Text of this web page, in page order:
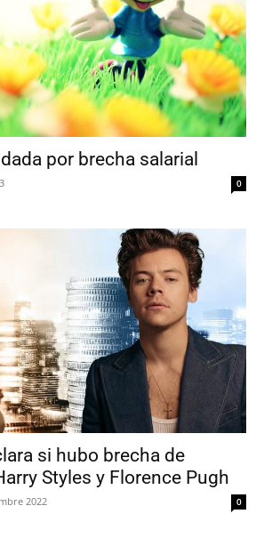
por brecha salarial
0
si hubo brecha de
Styles y Florence Pugh
2022 0